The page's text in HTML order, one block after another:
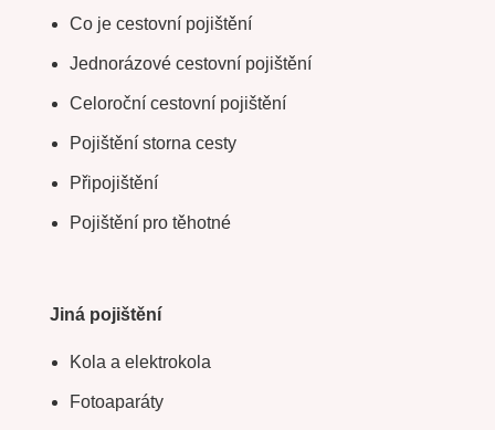
Co je cestovní pojištění
Jednorázové cestovní pojištění
Celoroční cestovní pojištění
Pojištění storna cesty
Připojištění
Pojištění pro těhotné
Jiná pojištění
Kola a elektrokola
Fotoaparáty